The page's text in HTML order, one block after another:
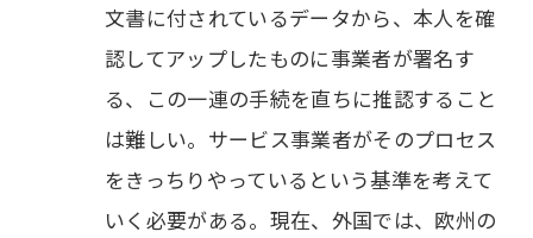
文書に付されているデータから、本人を確
認してアップしたものに事業者が署名す
る、この一連の手続を直ちに推認すること
は難しい。サービス事業者がそのプロセス
をきっちりやっているという基準を考えて
いく必要がある。現在、外国では、欧州の